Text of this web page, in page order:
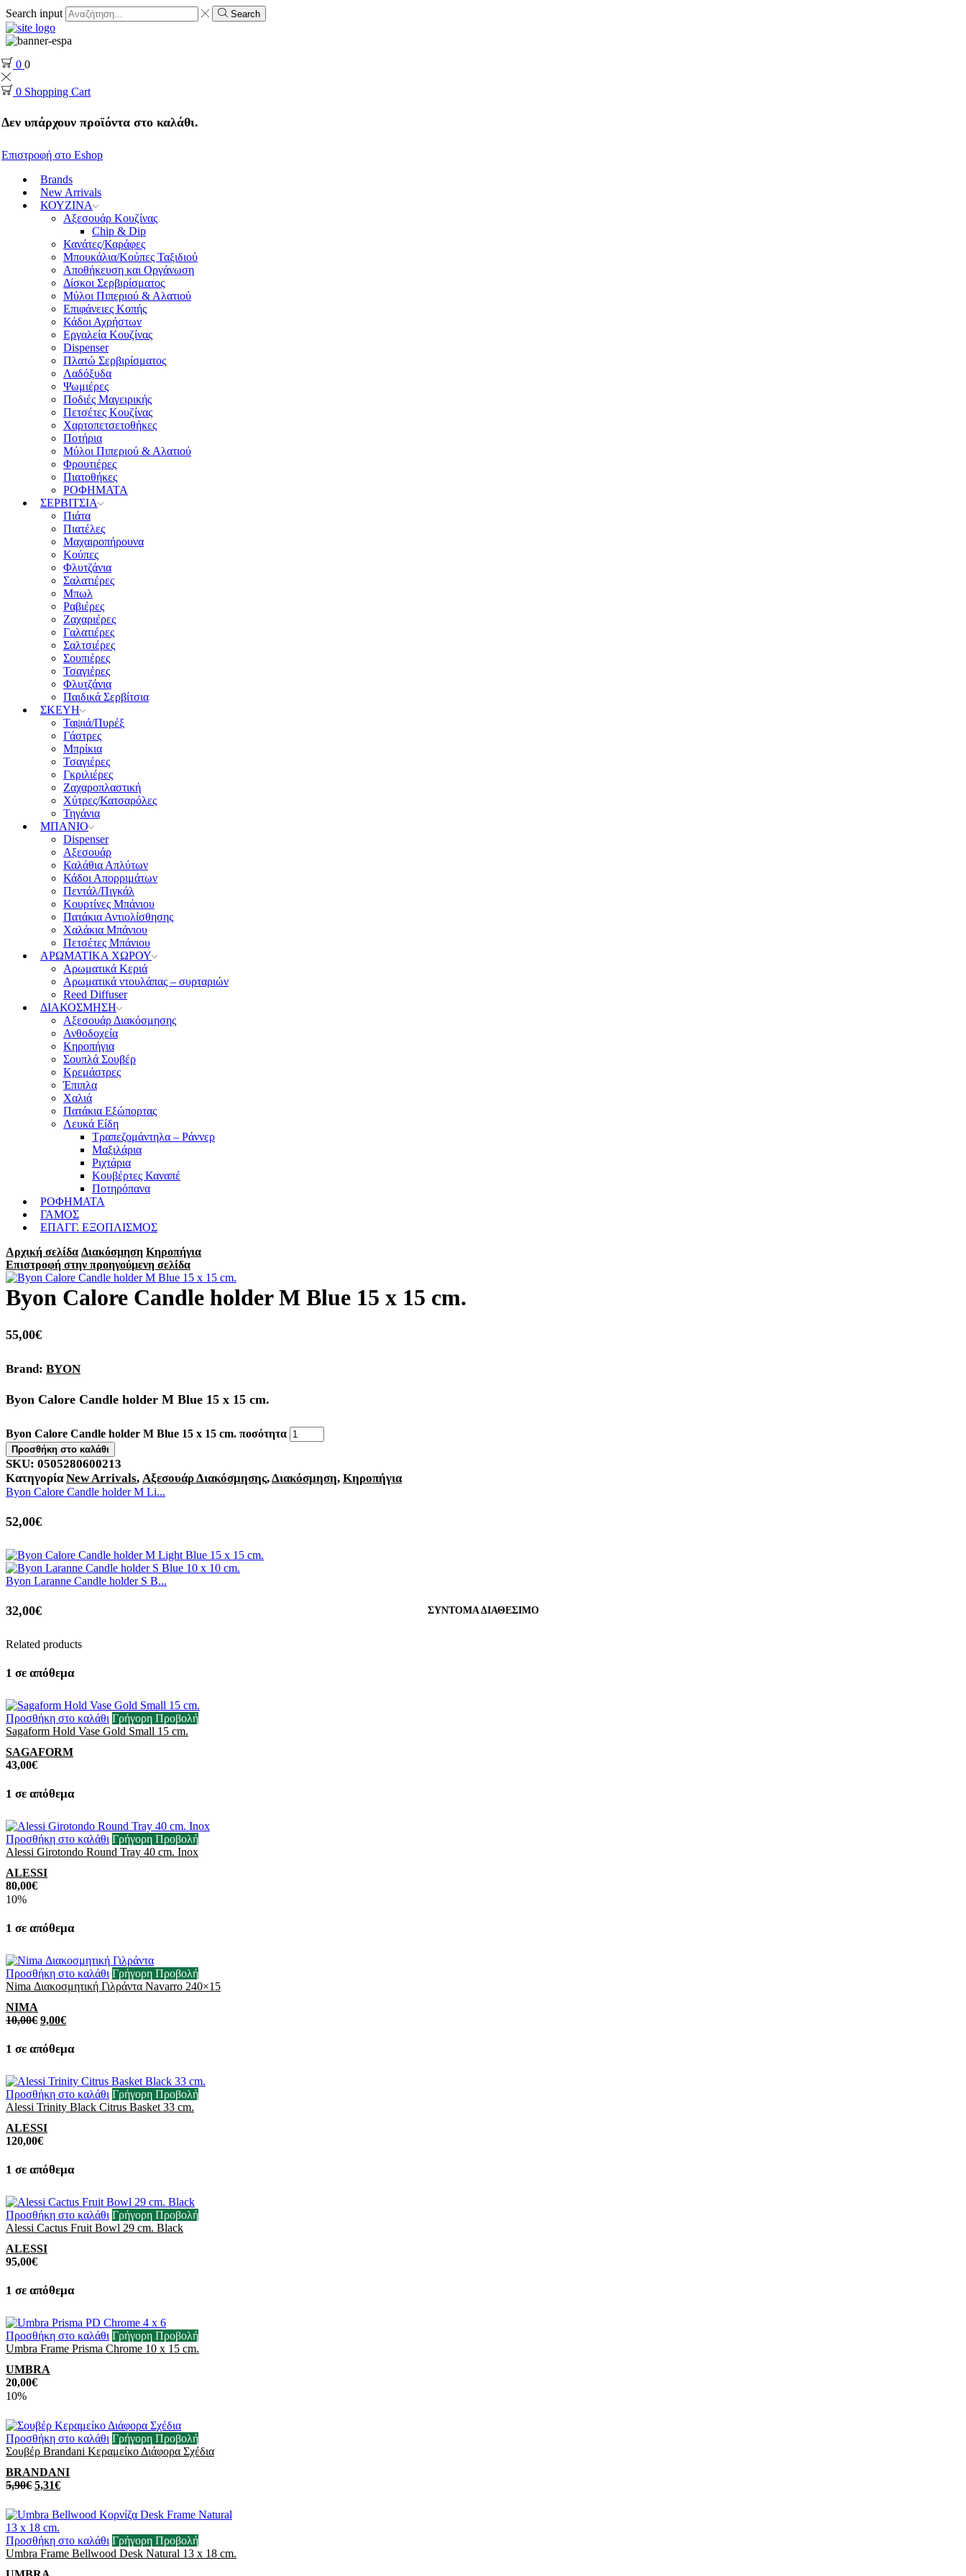
Search input Search
0 0
0 Shopping Cart
Δεν υπάρχουν προϊόντα στο καλάθι.
Επιστροφή στο Eshop
Brands
New Arrivals
ΚΟΥΖΙΝΑ
Αξεσουάρ Κουζίνας
Chip & Dip
Κανάτες/Καράφες
Μπουκάλια/Κούπες Ταξιδιού
Αποθήκευση και Οργάνωση
Δίσκοι Σερβιρίσματος
Μύλοι Πιπεριού & Αλατιού
Επιφάνειες Κοπής
Κάδοι Αχρήστων
Εργαλεία Κουζίνας
Dispenser
Πλατώ Σερβιρίσματος
Λαδόξυδα
Ψωμιέρες
Ποδιές Μαγειρικής
Πετσέτες Κουζίνας
Χαρτοπετσετοθήκες
Ποτήρια
Μύλοι Πιπεριού & Αλατιού
Φρουτιέρες
Πιατοθήκες
ΡΟΦΗΜΑΤΑ
ΣΕΡΒΙΤΣΙΑ
Πιάτα
Πιατέλες
Μαχαιροπήρουνα
Κούπες
Φλυτζάνια
Σαλατιέρες
Μπωλ
Ραβιέρες
Ζαχαριέρες
Γαλατιέρες
Σαλτσιέρες
Σουπιέρες
Τσαγιέρες
Φλυτζάνια
Παιδικά Σερβίτσια
ΣΚΕΥΗ
Ταψιά/Πυρέξ
Γάστρες
Μπρίκια
Τσαγιέρες
Γκριλιέρες
Ζαχαροπλαστική
Χύτρες/Κατσαρόλες
Τηγάνια
ΜΠΑΝΙΟ
Dispenser
Αξεσουάρ
Καλάθια Απλύτων
Κάδοι Απορριμάτων
Πεντάλ/Πιγκάλ
Κουρτίνες Μπάνιου
Πατάκια Αντιολίσθησης
Χαλάκια Μπάνιου
Πετσέτες Μπάνιου
ΑΡΩΜΑΤΙΚΑ ΧΩΡΟΥ
Αρωματικά Κεριά
Αρωματικά ντουλάπας – συρταριών
Reed Diffuser
ΔΙΑΚΟΣΜΗΣΗ
Αξεσουάρ Διακόσμησης
Ανθοδοχεία
Κηροπήγια
Σουπλά Σουβέρ
Κρεμάστρες
Έπιπλα
Χαλιά
Πατάκια Εξώπορτας
Λευκά Είδη
Τραπεζομάντηλα – Ράννερ
Μαξιλάρια
Ριχτάρια
Κουβέρτες Καναπέ
Ποτηρόπανα
ΡΟΦΗΜΑΤΑ
ΓΑΜΟΣ
ΕΠΑΓΓ. ΕΞΟΠΛΙΣΜΟΣ
Αρχική σελίδα Διακόσμηση Κηροπήγια
Επιστροφή στην προηγούμενη σελίδα
Byon Calore Candle holder M Blue 15 x 15 cm.
55,00€
Brand: BYON
Byon Calore Candle holder M Blue 15 x 15 cm.
Byon Calore Candle holder M Blue 15 x 15 cm. ποσότητα
Προσθήκη στο καλάθι
SKU: 0505280600213
ΚατηγορίαNew Arrivals, Αξεσουάρ Διακόσμησης,Διακόσμηση, Κηροπήγια
Byon Calore Candle holder M Li...
52,00€
Byon Laranne Candle holder S B...
32,00€
Related products
1 σε απόθεμα
Προσθήκη στο καλάθι Γρήγορη Προβολή
Sagaform Hold Vase Gold Small 15 cm.
SAGAFORM
43,00€
1 σε απόθεμα
Προσθήκη στο καλάθι Γρήγορη Προβολή
Alessi Girotondo Round Tray 40 cm. Inox
ALESSI
80,00€
10%
1 σε απόθεμα
Προσθήκη στο καλάθι Γρήγορη Προβολή
Nima Διακοσμητική Γιλράντα Navarro 240×15
NIMA
10,00€ 9,00€
1 σε απόθεμα
Προσθήκη στο καλάθι Γρήγορη Προβολή
Alessi Trinity Black Citrus Basket 33 cm.
ALESSI
120,00€
1 σε απόθεμα
Προσθήκη στο καλάθι Γρήγορη Προβολή
Alessi Cactus Fruit Bowl 29 cm. Black
ALESSI
95,00€
1 σε απόθεμα
Προσθήκη στο καλάθι Γρήγορη Προβολή
Umbra Frame Prisma Chrome 10 x 15 cm.
UMBRA
20,00€
10%
Προσθήκη στο καλάθι Γρήγορη Προβολή
Σουβέρ Brandani Κεραμείκο Διάφορα Σχέδια
BRANDANI
5,90€ 5,31€
Προσθήκη στο καλάθι Γρήγορη Προβολή
Umbra Frame Bellwood Desk Natural 13 x 18 cm.